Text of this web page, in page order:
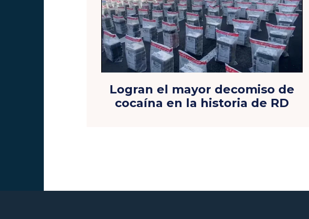
Logran el mayor decomiso de
cocaína en la historia de RD